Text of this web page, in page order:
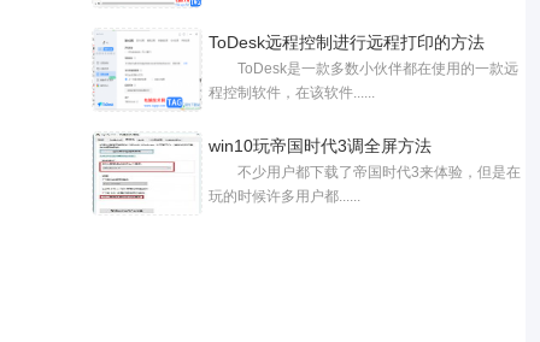
ToDesk远程控制进行远程打印的方法
ToDesk是一款多数小伙伴都在使用的一款远
程控制软件，在该软件......
win10玩帝国时代3调全屏方法
不少用户都下载了帝国时代3来体验，但是在
玩的时候许多用户都......